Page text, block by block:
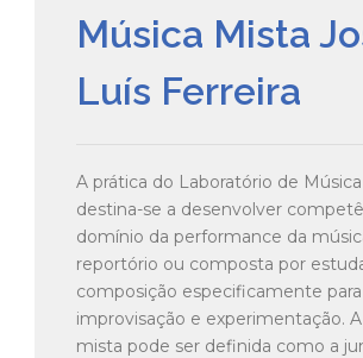
Música Mista
Luís Ferreira
A prática do Laboratório de
destina-se a desenvolver
domínio da performance da
reportório ou composta por
composição especificamente
improvisação e experimentação.
mista pode ser definida como a